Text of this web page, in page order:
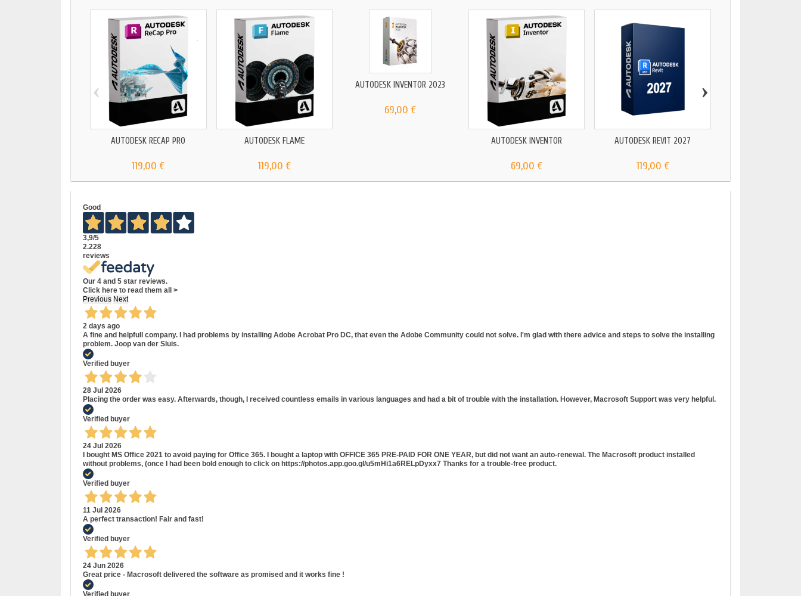
AUTODESK RECAP PRO
119,00 €
AUTODESK FLAME
119,00 €
AUTODESK INVENTOR 2023
69,00 €
AUTODESK INVENTOR
69,00 €
AUTODESK REVIT 2027
119,00 €
‹ ›
Good
3,9/5
2.228
reviews
Our 4 and 5 star reviews.
Click here to read them all >
Previous Next
2 days ago
A fine and helpfull company. I had problems by installing Adobe Acrobat Pro DC, that even the Adobe Community could not solve. I'm glad with there advice and steps to solve the installing
problem. Joop van der Sluis.
Verified buyer
28 Jul 2026
Placing the order was easy. Afterwards, though, I received countless emails in various languages and had a bit of trouble with the installation. However, Macrosoft Support was very helpful.
Verified buyer
24 Jul 2026
I bought MS Office 2021 to avoid paying for Office 365. I bought a laptop with OFFICE 365 PRE-PAID FOR ONE YEAR, but did not want an auto-renewal. The Macrosoft product installed
without problems, (once I had been bold enough to click on https://photos.app.goo.gl/u5mHi1a6RELpDyxx7 Thanks for a trouble-free product.
Verified buyer
11 Jul 2026
A perfect transaction! Fair and fast!
Verified buyer
24 Jun 2026
Great price - Macrosoft delivered the software as promised and it works fine !